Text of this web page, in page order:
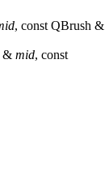
, const QBrush &
& mid, const